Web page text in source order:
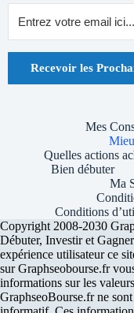
Recevoir les
Mes
Quelles actions
Bien débuter
Ma
Conditions
Copyright 2008-2030
Débuter, Investir et
expérience utilisateur ce
sur Graphseobourse.fr
informations sur les
GraphseoBourse.fr ne